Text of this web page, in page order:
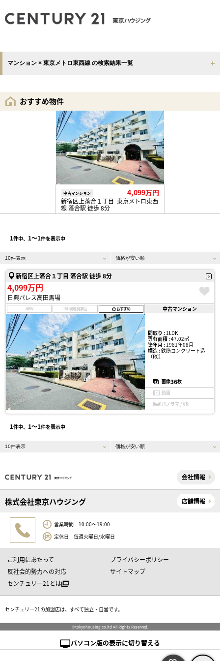
マンション × 東京メトロ東西線 の検索結果一覧
おすすめ物件
中古マンション 4,099万円
新宿区上落合１丁目 東京メトロ東西
線 落合駅 徒歩 8分
1件中、 1〜1件を表示中
新宿区上落合１丁目 落合駅 徒歩 8分
4,099万円
日興パレス高田馬場
NEW 現地見学会 おすすめ 中古マンション
間取り :1LDK
専有面積 :47.02㎡
築年月 :1981年08月
構造 :鉄筋コンクリート造
（RC）
画像36枚
動画
パノラマ / VR
1件中、 1〜1件を表示中
会社情報
株式会社東京ハウジング 店舗情報
営業時間 10:00～19:00
定休日 毎週火曜日/水曜日
ご利用にあたって
プライバシーポリシー
反社会的勢力への対応
サイトマップ
センチュリー21とは
センチュリー21の加盟店は、すべて独立・自営です。
©tokyohousing co.ltd All Rights Reserved.
パソコン版の表示に切り替える